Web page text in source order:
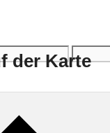
der Karte